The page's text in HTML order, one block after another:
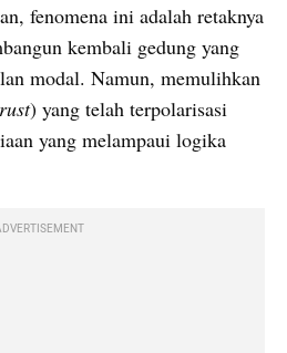
fenomena ini adalah retaknya
kembali gedung yang
modal. Namun, memulihkan
) yang telah terpolarisasi
yang melampaui logika